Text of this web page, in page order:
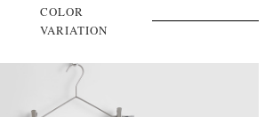
COLOR
VARIATION